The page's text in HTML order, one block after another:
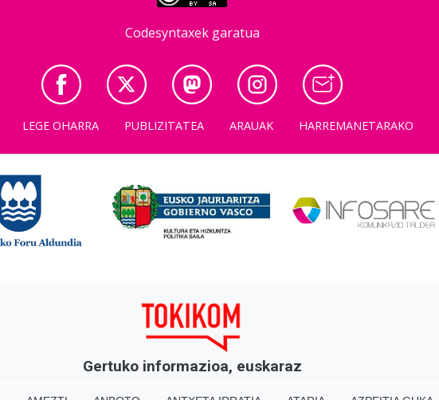
Codesyntaxek garatua
LEGE OHARRA PUBLIZITATEA ARAUAK HARREMANETARAKO
Gertuko informazioa, euskaraz